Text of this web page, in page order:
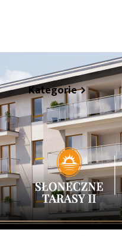
Kategorie
Z życia miasta
Sport
Kultura
Wiadomości z regionu